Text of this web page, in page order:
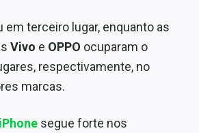
em terceiro lugar, enquanto as
Vivo e OPPO ocuparam o
respectivamente, no
marcas.
iPhone segue forte nos